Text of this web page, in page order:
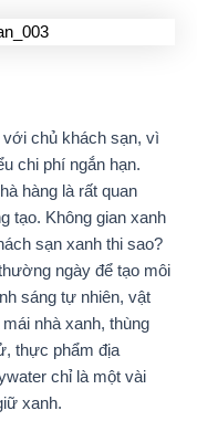
chủ khách sạn, vì
chi phí ngắn hạn.
hàng là rất quan
tạo. Không gian xanh
sạn xanh thi sao?
ngày để tạo môi
sáng tự nhiên, vật
nhà xanh, thùng
thực phẩm địa
chỉ là một vài
xanh.